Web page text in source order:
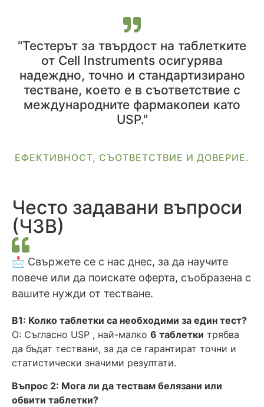
"Тестерът за твърдост на таблетките
от Cell Instruments осигурява
надеждно, точно и стандартизирано
тестване, което е в съответствие с
международните фармакопеи като
USP."
ЕФЕКТИВНОСТ, СЪОТВЕТСТВИЕ И ДОВЕРИЕ.
Често задавани въпроси
(ЧЗВ)
📩 Свържете се с нас днес, за да научите
повече или да поискате оферта, съобразена с
вашите нужди от тестване.
В1: Колко таблетки са необходими за един тест?
О: Съгласно USP , най-малко 6 таблетки трябва
да бъдат тествани, за да се гарантират точни и
статистически значими резултати.
Въпрос 2: Мога ли да тествам белязани или
обвити таблетки?